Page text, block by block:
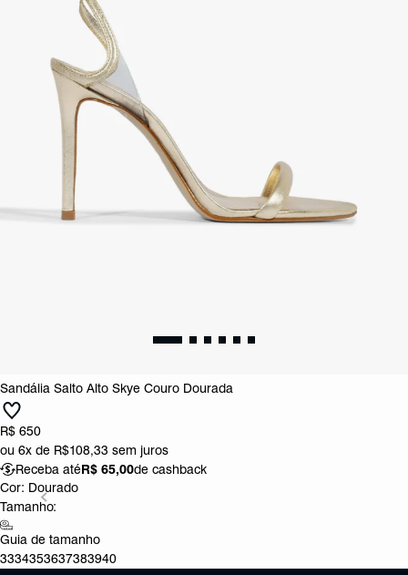
Sandália Salto Alto Skye Couro Dourada
R$ 650
ou 6x de R$108,33 sem juros
Receba atéR$ 65,00de cashback
Cor: Dourado
Tamanho:
Guia de tamanho
3334353637383940